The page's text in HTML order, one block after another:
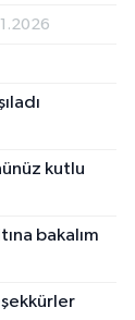
kutlu
bakalım